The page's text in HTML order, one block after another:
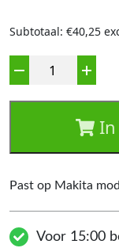
Subtotaal: €40,25
Past op Makita
Voor 15:00